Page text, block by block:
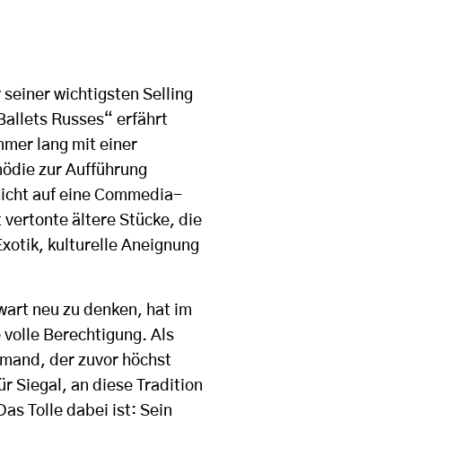
seiner wichtigsten Selling
Russes“ erfährt
lang mit einer
zur Aufführung
auf eine Commedia-
vertonte ältere Stücke, die
kulturelle Aneignung
neu zu denken, hat im
Berechtigung. Als
der zuvor höchst
Siegal, an diese Tradition
Tolle dabei ist: Sein